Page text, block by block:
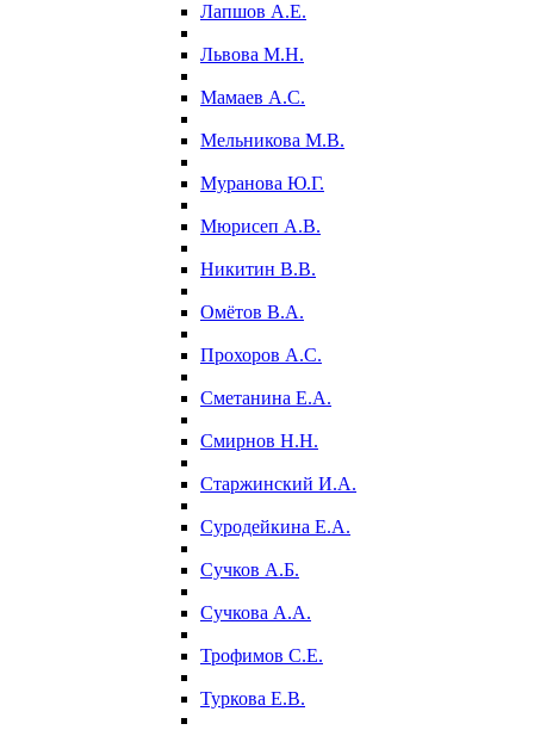
Лапшов А.Е.
Львова М.Н.
Мамаев А.С.
Мельникова М.В.
Муранова Ю.Г.
Мюрисеп А.В.
Никитин В.В.
Омётов В.А.
Прохоров А.С.
Сметанина Е.А.
Смирнов Н.Н.
Старжинский И.А.
Суродейкина Е.А.
Сучков А.Б.
Сучкова А.А.
Трофимов С.Е.
Туркова Е.В.